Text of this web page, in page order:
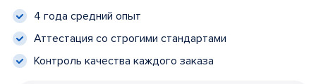
4 года средний опыт
Аттестация со строгими стандартами
Контроль качества каждого заказа